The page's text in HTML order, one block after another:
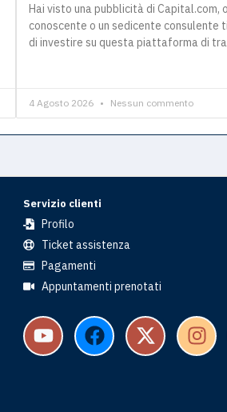
Hai visto una pubblicità di Capital.com,
conoscente o un sedicente consulente
di investire su questa piattaforma di
4 Agosto 2026 Nessun commento
Servizio clienti
Profilo
Ticket assistenza
Pagamenti
Appuntamenti prenotati